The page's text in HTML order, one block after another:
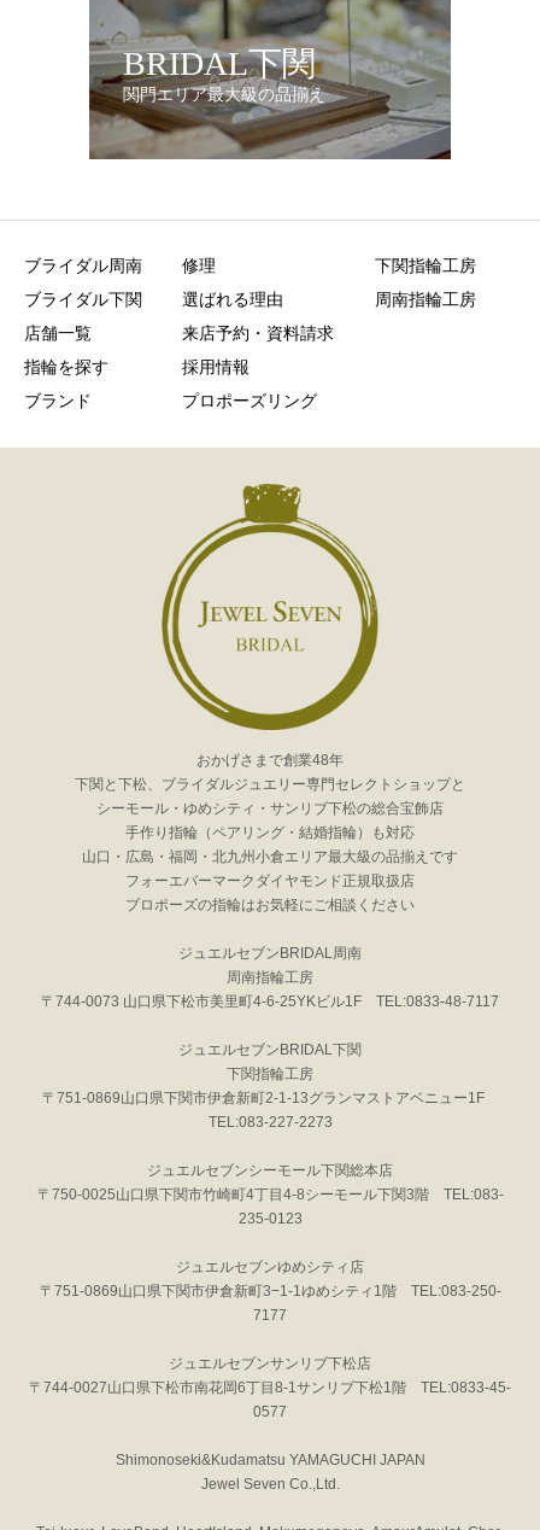
BRIDAL下関
関門エリア最大級の品揃え
ブライダル周南
ブライダル下関
店舗一覧
指輪を探す
ブランド
修理
選ばれる理由
来店予約・資料請求
採用情報
プロポーズリング
下関指輪工房
周南指輪工房
おかげさまで創業48年
下関と下松、ブライダルジュエリー専門セレクトショップと
シーモール・ゆめシティ・サンリブ下松の総合宝飾店
手作り指輪（ペアリング・結婚指輪）も対応
山口・広島・福岡・北九州小倉エリア最大級の品揃えです
フォーエバーマークダイヤモンド正規取扱店
プロポーズの指輪はお気軽にご相談ください
ジュエルセブンBRIDAL周南
周南指輪工房
〒744-0073 山口県下松市美里町4-6-25YKビル1F TEL:0833-48-7117
ジュエルセブンBRIDAL下関
下関指輪工房
〒751-0869山口県下関市伊倉新町2-1-13グランマストアベニュー1F
TEL:083-227-2273
ジュエルセブンシーモール下関総本店
〒750-0025山口県下関市竹崎町4丁目4-8シーモール下関3階 TEL:083-
235-0123
ジュエルセブンゆめシティ店
〒751-0869山口県下関市伊倉新町3−1-1ゆめシティ1階 TEL:083-250-
7177
ジュエルセブンサンリブ下松店
〒744-0027山口県下松市南花岡6丁目8-1サンリブ下松1階 TEL:0833-45-
0577
Shimonoseki&Kudamatsu YAMAGUCHI JAPAN
Jewel Seven Co.,Ltd.